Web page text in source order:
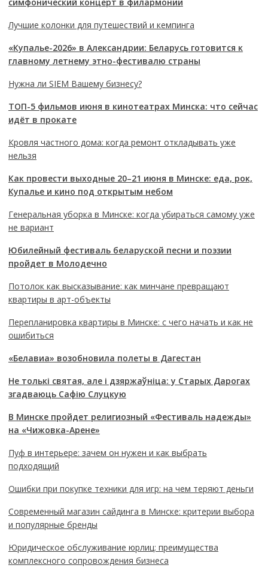
симфонический концерт в филармонии
Лучшие колонки для путешествий и кемпинга
«Купалье-2026» в Александрии: Беларусь готовится к
главному летнему этно-фестивалю страны
Нужна ли SIEM Вашему бизнесу?
ТОП-5 фильмов июня в кинотеатрах Минска: что сейчас
идёт в прокате
Кровля частного дома: когда ремонт откладывать уже
нельзя
Как провести выходные 20–21 июня в Минске: еда, рок,
Купалье и кино под открытым небом
Генеральная уборка в Минске: когда убираться самому уже
не вариант
Юбилейный фестиваль беларуской песни и поэзии
пройдет в Молодечно
Потолок как высказывание: как минчане превращают
квартиры в арт-объекты
Перепланировка квартиры в Минске: с чего начать и как не
ошибиться
«Белавиа» возобновила полеты в Дагестан
Не толькі святая, але і дзяржаўніца: у Старых Дарогах
згадваюць Сафію Слуцкую
В Минске пройдет религиозный «Фестиваль надежды»
на «Чижовка-Арене»
Пуф в интерьере: зачем он нужен и как выбрать
подходящий
Ошибки при покупке техники для игр: на чем теряют деньги
Современный магазин сайдинга в Минске: критерии выбора
и популярные бренды
Юридическое обслуживание юрлиц: преимущества
комплексного сопровождения бизнеса